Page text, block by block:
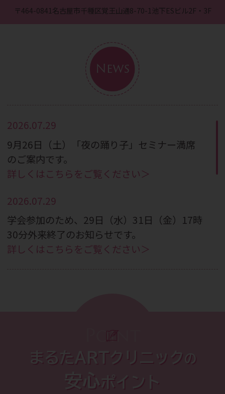
〒464-0841名古屋市千種区覚王山通8-70-1池下ESビル2F・3F
News
2026.07.29
9月26日（土）「夜の踊り子」セミナー満席
のご案内です。
詳しくはこちらをご覧ください＞
2026.07.29
学会参加のため、29日（水）31日（金）17時
30分外来終了のお知らせです。
詳しくはこちらをご覧ください＞
2026.07.27
CBC WEBメディア掲載のお知らせです。
詳しくはこちらをご覧ください＞
まるたARTクリニック の
安心ポイント